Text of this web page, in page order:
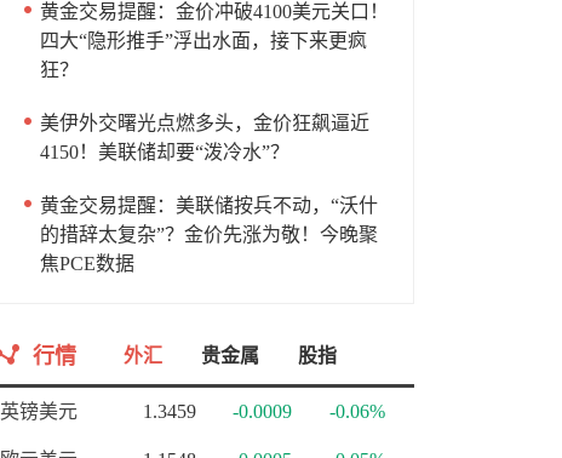
黄金交易提醒：金价冲破4100美元关口！
四大“隐形推手”浮出水面，接下来更疯
狂？
美伊外交曙光点燃多头，金价狂飙逼近
4150！美联储却要“泼冷水”？
黄金交易提醒：美联储按兵不动，“沃什
的措辞太复杂”？金价先涨为敬！今晚聚
焦PCE数据
行情 外汇 贵金属 股指
英镑美元 1.3459 -0.0009 -0.06%